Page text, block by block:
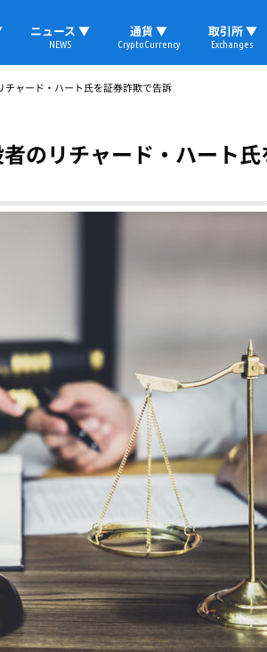
ニュース ▼
NEWS
通貨 ▼
CryptoCurrency
取引所 ▼
Exchanges
チャード・ハート氏を証券詐欺で告訴
のリチャード・ハート